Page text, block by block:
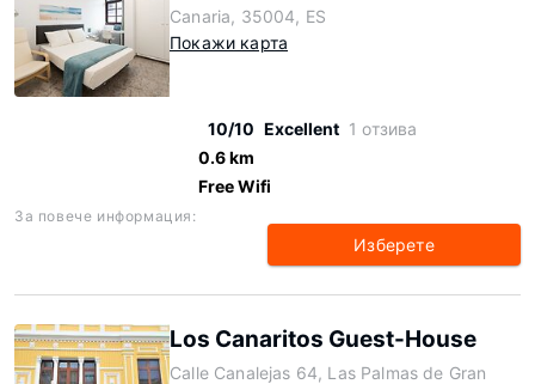
Canaria, 35004, ES
Покажи карта
10/10 Excellent 1 отзива
0.6 km
Free Wifi
За повече информация:
Изберете
Los Canaritos Guest-House
Calle Canalejas 64, Las Palmas de Gran